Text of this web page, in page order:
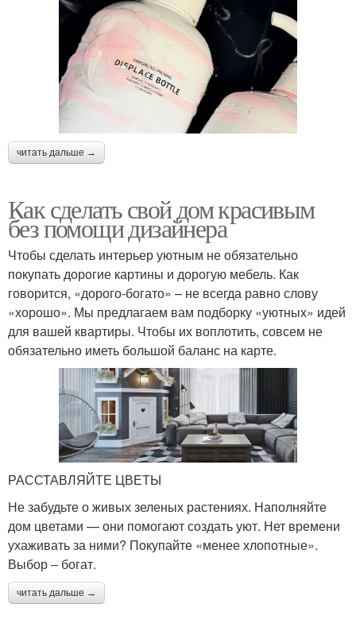
читать дальше →
Как сделать свой дом красивым
без помощи дизайнера
Чтобы сделать интерьер уютным не обязательно
покупать дорогие картины и дорогую мебель. Как
говорится, «дорого-богато» – не всегда равно слову
«хорошо». Мы предлагаем вам подборку «уютных» идей
для вашей квартиры. Чтобы их воплотить, совсем не
обязательно иметь большой баланс на карте.
РАССТАВЛЯЙТЕ ЦВЕТЫ
Не забудьте о живых зеленых растениях. Наполняйте
дом цветами — они помогают создать уют. Нет времени
ухаживать за ними? Покупайте «менее хлопотные».
Выбор – богат.
читать дальше →